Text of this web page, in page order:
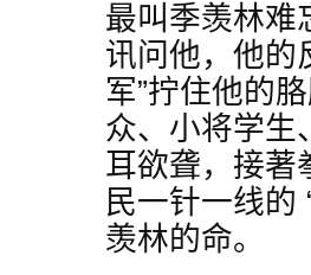
最叫季羡林难
讯问他，他的
军”拧住他的
众、小将学生
耳欲聋，接著
民一针一线的
羡林的命。